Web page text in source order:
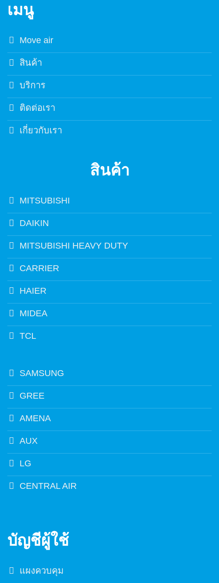
เมนู
Move air
สินค้า
บริการ
ติดต่อเรา
เกี่ยวกับเรา
สินค้า
MITSUBISHI
DAIKIN
MITSUBISHI HEAVY DUTY
CARRIER
HAIER
MIDEA
TCL
SAMSUNG
GREE
AMENA
AUX
LG
CENTRAL AIR
บัญชีผู้ใช้
แผงควบคุม